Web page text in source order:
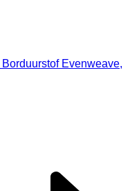
Evenweave,